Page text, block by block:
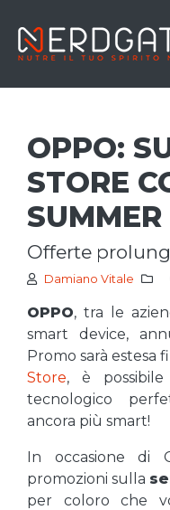
OPPO:
STORE
offerte
Damiano Vitale
OPPO, tra le
smart device,
Promo sarà estesa
Store, è
tecnologico
ancora più smart!
In occasione di
promozioni sulla
per coloro che